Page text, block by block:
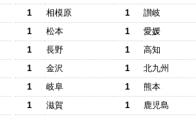
1
相模原 1
讃岐
1
松本 1
愛媛
1
長野 1
高知
1
金沢 1
北九州
1
岐阜 1
熊本
1
滋賀 1
鹿児島